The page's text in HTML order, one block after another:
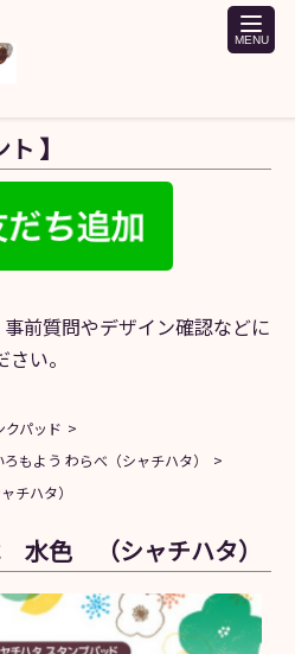
toggle
】
前質問やデザイン確認などに
い。
パッド
ろもよう わらべ（シャチハタ）
ハタ）
色 （シャチハタ）